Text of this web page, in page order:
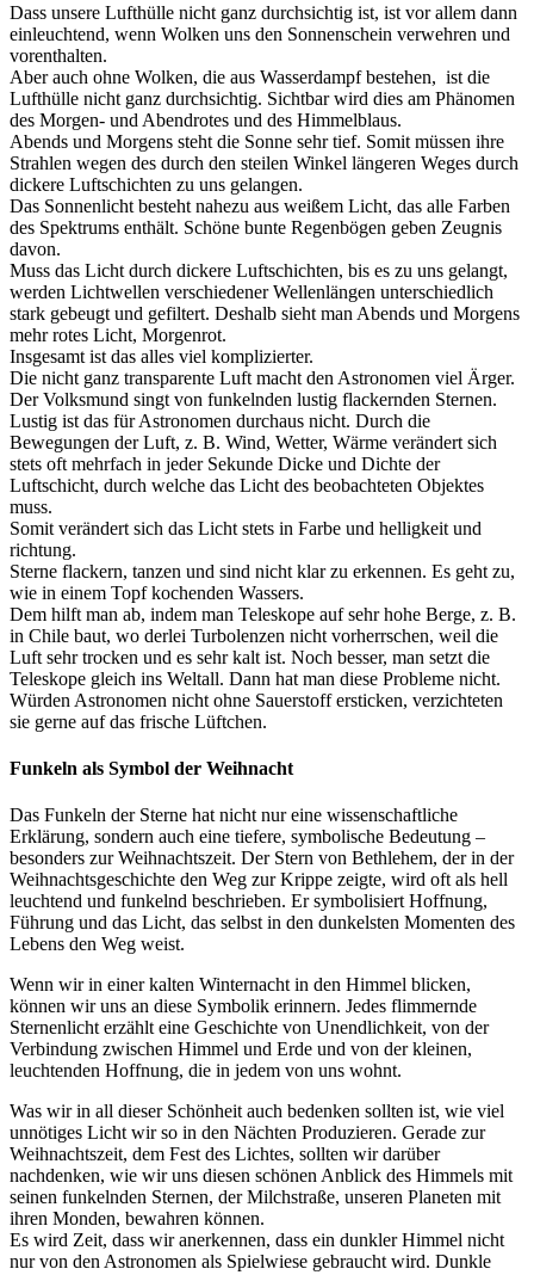
Dass unsere Lufthülle nicht ganz durchsichtig ist, ist vor allem dann
einleuchtend, wenn Wolken uns den Sonnenschein verwehren und
vorenthalten.
Aber auch ohne Wolken, die aus Wasserdampf bestehen, ist die
Lufthülle nicht ganz durchsichtig. Sichtbar wird dies am Phänomen
des Morgen- und Abendrotes und des Himmelblaus.
Abends und Morgens steht die Sonne sehr tief. Somit müssen ihre
Strahlen wegen des durch den steilen Winkel längeren Weges durch
dickere Luftschichten zu uns gelangen.
Das Sonnenlicht besteht nahezu aus weißem Licht, das alle Farben
des Spektrums enthält. Schöne bunte Regenbögen geben Zeugnis
davon.
Muss das Licht durch dickere Luftschichten, bis es zu uns gelangt,
werden Lichtwellen verschiedener Wellenlängen unterschiedlich
stark gebeugt und gefiltert. Deshalb sieht man Abends und Morgens
mehr rotes Licht, Morgenrot.
Insgesamt ist das alles viel komplizierter.
Die nicht ganz transparente Luft macht den Astronomen viel Ärger.
Der Volksmund singt von funkelnden lustig flackernden Sternen.
Lustig ist das für Astronomen durchaus nicht. Durch die
Bewegungen der Luft, z. B. Wind, Wetter, Wärme verändert sich
stets oft mehrfach in jeder Sekunde Dicke und Dichte der
Luftschicht, durch welche das Licht des beobachteten Objektes
muss.
Somit verändert sich das Licht stets in Farbe und helligkeit und
richtung.
Sterne flackern, tanzen und sind nicht klar zu erkennen. Es geht zu,
wie in einem Topf kochenden Wassers.
Dem hilft man ab, indem man Teleskope auf sehr hohe Berge, z. B.
in Chile baut, wo derlei Turbolenzen nicht vorherrschen, weil die
Luft sehr trocken und es sehr kalt ist. Noch besser, man setzt die
Teleskope gleich ins Weltall. Dann hat man diese Probleme nicht.
Würden Astronomen nicht ohne Sauerstoff ersticken, verzichteten
sie gerne auf das frische Lüftchen.
Funkeln als Symbol der Weihnacht
Das Funkeln der Sterne hat nicht nur eine wissenschaftliche
Erklärung, sondern auch eine tiefere, symbolische Bedeutung –
besonders zur Weihnachtszeit. Der Stern von Bethlehem, der in der
Weihnachtsgeschichte den Weg zur Krippe zeigte, wird oft als hell
leuchtend und funkelnd beschrieben. Er symbolisiert Hoffnung,
Führung und das Licht, das selbst in den dunkelsten Momenten des
Lebens den Weg weist.
Wenn wir in einer kalten Winternacht in den Himmel blicken,
können wir uns an diese Symbolik erinnern. Jedes flimmernde
Sternenlicht erzählt eine Geschichte von Unendlichkeit, von der
Verbindung zwischen Himmel und Erde und von der kleinen,
leuchtenden Hoffnung, die in jedem von uns wohnt.
Was wir in all dieser Schönheit auch bedenken sollten ist, wie viel
unnötiges Licht wir so in den Nächten Produzieren. Gerade zur
Weihnachtszeit, dem Fest des Lichtes, sollten wir darüber
nachdenken, wie wir uns diesen schönen Anblick des Himmels mit
seinen funkelnden Sternen, der Milchstraße, unseren Planeten mit
ihren Monden, bewahren können.
Es wird Zeit, dass wir anerkennen, dass ein dunkler Himmel nicht
nur von den Astronomen als Spielwiese gebraucht wird. Dunkle